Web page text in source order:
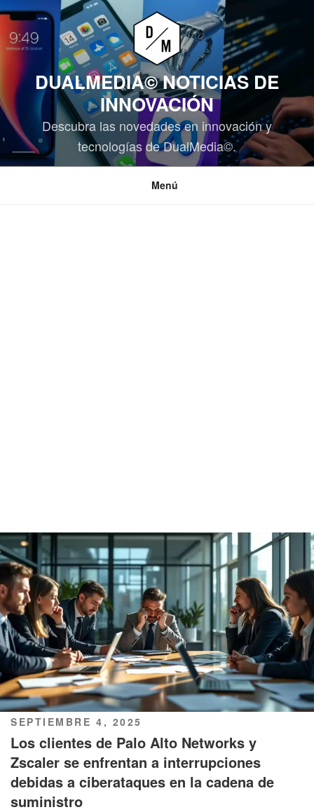
Saltar
contenido
DUALMEDIA© NOTICIAS DE
INNOVACIÓN
Descubra las novedades en innovación y
tecnologías de DualMedia©.
Menú
PUBLICADO
EL
SEPTIEMBRE 4, 2025
Los clientes de Palo Alto Networks y
Zscaler se enfrentan a interrupciones
debidas a ciberataques en la cadena de
suministro